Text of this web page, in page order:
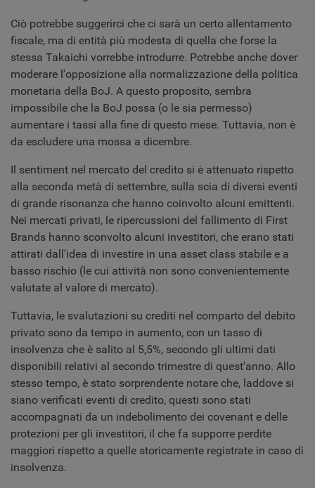
Ciò potrebbe suggerirci che ci sarà un certo allentamento
fiscale, ma di entità più modesta di quella che forse la
stessa Takaichi vorrebbe introdurre. Potrebbe anche dover
moderare l'opposizione alla normalizzazione della politica
monetaria della BoJ. A questo proposito, sembra
impossibile che la BoJ possa (o le sia permesso)
aumentare i tassi alla fine di questo mese. Tuttavia, non è
da escludere una mossa a dicembre.
Il sentiment nel mercato del credito si è attenuato rispetto
alla seconda metà di settembre, sulla scia di diversi eventi
di grande risonanza che hanno coinvolto alcuni emittenti.
Nei mercati privati, le ripercussioni del fallimento di First
Brands hanno sconvolto alcuni investitori, che erano stati
attirati dall'idea di investire in una asset class stabile e a
basso rischio (le cui attività non sono convenientemente
valutate al valore di mercato).
Tuttavia, le svalutazioni su crediti nel comparto del debito
privato sono da tempo in aumento, con un tasso di
insolvenza che è salito al 5,5%, secondo gli ultimi dati
disponibili relativi al secondo trimestre di quest'anno. Allo
stesso tempo, è stato sorprendente notare che, laddove si
siano verificati eventi di credito, questi sono stati
accompagnati da un indebolimento dei covenant e delle
protezioni per gli investitori, il che fa supporre perdite
maggiori rispetto a quelle storicamente registrate in caso di
insolvenza.